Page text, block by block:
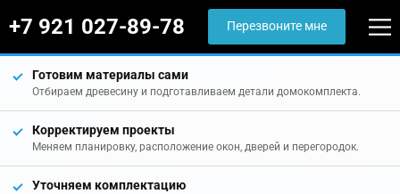
+7 921 027-89-78 Перезвоните мне
Готовим материалы сами
Отбираем древесину и подготавливаем детали домокомплекта.
Корректируем проекты
Меняем планировку, расположение окон, дверей и перегородок.
Уточняем комплектацию